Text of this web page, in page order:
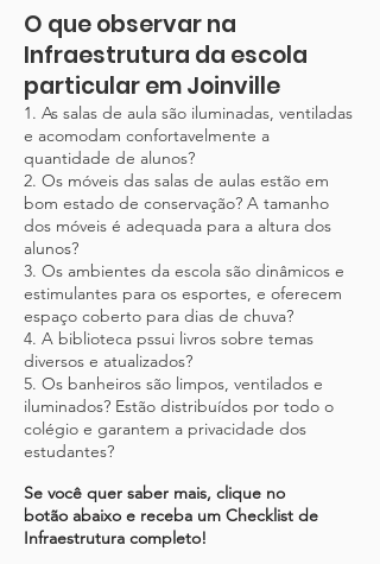
O que observar na
Infraestrutura da escola
particular em Joinville
1. As salas de aula são iluminadas, ventiladas
e acomodam confortavelmente a
quantidade de alunos?
2. Os móveis das salas de aulas estão em
bom estado de conservação? A tamanho
dos móveis é adequada para a altura dos
alunos?
3. Os ambientes da escola são dinâmicos e
estimulantes para os esportes, e oferecem
espaço coberto para dias de chuva?
4. A biblioteca pssui livros sobre temas
diversos e atualizados?
5. Os banheiros são limpos, ventilados e
iluminados? Estão distribuídos por todo o
colégio e garantem a privacidade dos
estudantes?
Se você quer saber mais, clique no
botão abaixo e receba um Checklist de
Infraestrutura completo!